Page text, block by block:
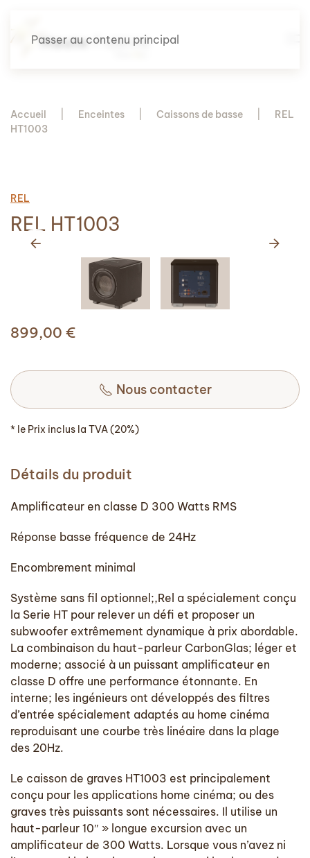
Passer au contenu principal
Accueil Enceintes Caissons de basse
REL
HT1003
REL
REL HT1003
899,00 €
Nous contacter
* le Prix inclus la TVA (20%)
Détails du produit
Amplificateur en classe D 300 Watts RMS
Réponse basse fréquence de 24Hz
Encombrement minimal
Système sans fil optionnel;,Rel a spécialement conçu
la Serie HT pour relever un défi et proposer un
subwoofer extrêmement dynamique à prix abordable.
La combinaison du haut-parleur CarbonGlas; léger et
moderne; associé à un puissant amplificateur en
classe D offre une performance étonnante. En
interne; les ingénieurs ont développés des filtres
d’entrée spécialement adaptés au home cinéma
reproduisant une courbe très linéaire dans la plage
des 20Hz.
Le caisson de graves HT1003 est principalement
conçu pour les applications home cinéma; ou des
graves très puissants sont nécessaires. Il utilise un
haut-parleur 10″ » longue excursion avec un
amplificateur de 300 Watts. Lorsque vous n’avez ni